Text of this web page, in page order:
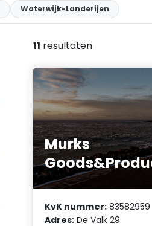
Waterwijk-Landerijen
11 resultaten
Murks
KvK nummer: 83582959
Adres: De Valk 29